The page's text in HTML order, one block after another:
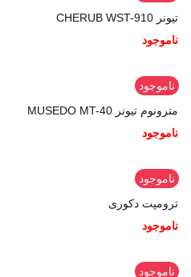
تیونر CHERUB WST-910
ناموجود
ناموجود
مترونوم تیونر MUSEDO MT-40
ناموجود
ناموجود
ترومپت دکوری
ناموجود
ناموجود